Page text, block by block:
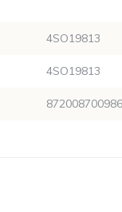
4SO19813
4SO19813